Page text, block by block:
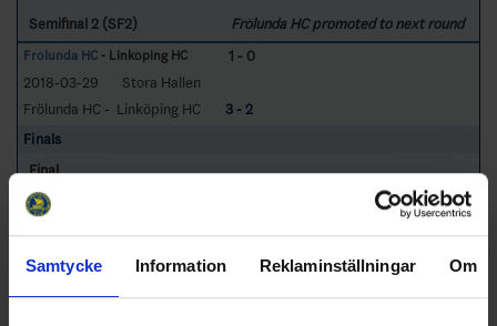
Samtycke Information Reklaminställningar Om
Semifinal 2 (SF2)
Frölunda HC promoted to next round
Frölunda HC - Linköping HC
1 - 0
2018-03-29
Stora Hallen
Frölunda HC - Linköping HC
3 - 2
Finals
Final
Frölunda HC - Färjestad BK